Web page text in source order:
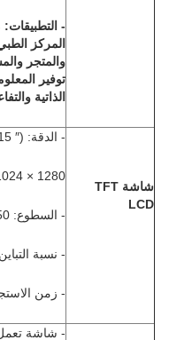
-
المركز
والمتجر
توفير
الذاتية
شاشة TFT
LCD
- الدقة: 1024x768 (15 ″)
1280 × 1024 (17 درجة و 19 درجة)
- السطوع: 250 ~ 300 شمعة
- نسبة التباين:
- زمن الاستجابة: 8
- شاشة